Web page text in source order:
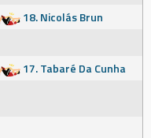
18. Nicolás Brun
17. Tabaré Da Cunha